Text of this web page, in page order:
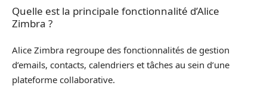
Quelle est la principale fonctionnalité d’Alice
Zimbra ?
Alice Zimbra regroupe des fonctionnalités de gestion
d’emails, contacts, calendriers et tâches au sein d’une
plateforme collaborative.